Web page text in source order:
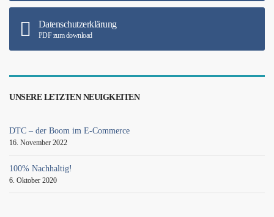
Datenschutzerklärung
PDF zum download
UNSERE LETZTEN NEUIGKEITEN
DTC – der Boom im E-Commerce
16. November 2022
100% Nachhaltig!
6. Oktober 2020